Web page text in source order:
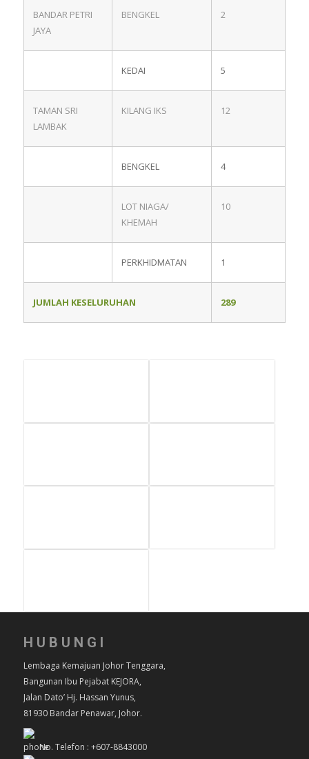
BANDAR PETRI
JAYA
BENGKEL 2
KEDAI 5
TAMAN SRI
LAMBAK
KILANG IKS 12
BENGKEL 4
LOT NIAGA/
KHEMAH
10
PERKHIDMATAN 1
JUMLAH KESELURUHAN 289
HUBUNGI
Lembaga Kemajuan Johor Tenggara,
Bangunan Ibu Pejabat KEJORA,
Jalan Dato’ Hj. Hassan Yunus,
81930 Bandar Penawar, Johor.
No. Telefon : +607-8843000